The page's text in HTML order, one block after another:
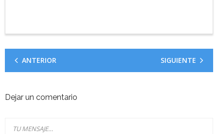
ANTERIOR SIGUIENTE
Dejar un comentario